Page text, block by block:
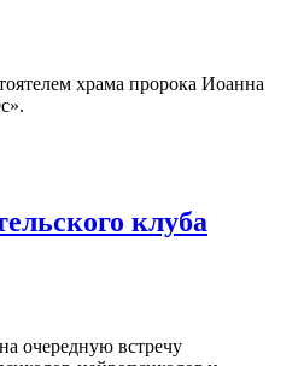
храма пророка Иоанна
клуба
очередную встречу